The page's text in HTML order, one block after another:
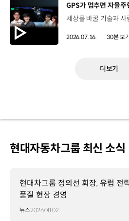
[동영상]
2026.07.16. 30분 보기
더보기
현대자동차그룹 최신 소식
현대차그룹 정의선 회장, 유럽 전략 소형 전기차 양산
품질 현장 경영
뉴스2026.08.02